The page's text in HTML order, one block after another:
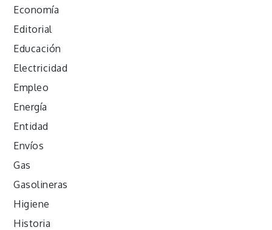
Economía
Editorial
Educación
Electricidad
Empleo
Energía
Entidad
Envíos
Gas
Gasolineras
Higiene
Historia